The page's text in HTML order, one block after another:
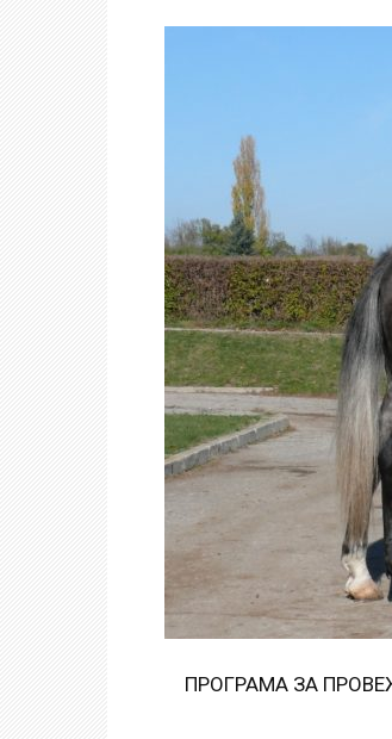
ПРОГРАМА ЗА